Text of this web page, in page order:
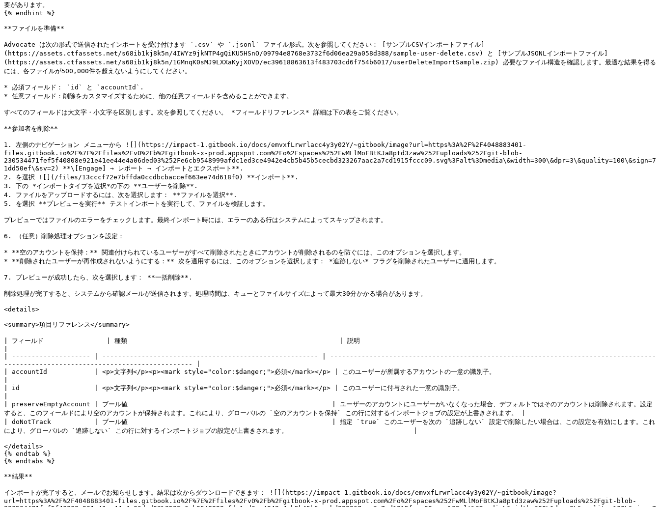
要があります。
{% endhint %}
**ファイルを準備**
Advocate は次の形式で送信されたインポートを受け付けます `.csv` や `.jsonl` ファイル形式。次を参照してください： [サンプルCSVインポートファイル]
(https://assets.ctfassets.net/s68ib1kj8k5n/4IWYz9jkNTP4gQiKU5HSnO/09794e8768e3732f6d06ea29a058d388/sample-user-delete.csv) と [サンプルJSONLインポートファイル]
(https://assets.ctfassets.net/s68ib1kj8k5n/1GMnqK0sMJ9LXXaKyjXOVD/ec39618863613f483703cd6f754b6017/userDeleteImportSample.zip) 必要なファイル構造を確認します。最適な結果を得る
には、各ファイルが500,000件を超えないようにしてください。
* 必須フィールド： `id` と `accountId`.
* 任意フィールド：削除をカスタマイズするために、他の任意フィールドを含めることができます。
すべてのフィールドは大文字・小文字を区別します。次を参照してください。 *フィールドリファレンス* 詳細は下の表をご覧ください。
**参加者を削除**
1. 左側のナビゲーション メニューから ![](https://impact-1.gitbook.io/docs/emvxfLrwrlacc4y3y02Y/~gitbook/image?url=https%3A%2F%2F4048883401-
files.gitbook.io%2F%7E%2Ffiles%2Fv0%2Fb%2Fgitbook-x-prod.appspot.com%2Fo%2Fspaces%252FwMLlMoFBtKJa8ptd3zaw%252Fuploads%252Fgit-blob-
230534471fef5f40808e921e41ee44e4a06ded03%252Fe6cb9548999afdc1ed3ce4942e4cb5b45b5cecbd323267aac2a7cd1915fccc09.svg%3Falt%3Dmedia\&width=300\&dpr=3\&quality=100\&sign=7
1dd50ef\&sv=2) **\[Engage] → レポート → インポートとエクスポート**.
2. を選択 ![](/files/13cccf72e7bffda0ccdbcbaccef663ee74d618f0) **インポート**.
3. 下の *インポートタイプを選択*の下の **ユーザーを削除**.
4. ファイルをアップロードするには、次を選択します： **ファイルを選択**.
5. を選択 **プレビューを実行** テストインポートを実行して、ファイルを検証します。
プレビューではファイルのエラーをチェックします。最終インポート時には、エラーのある行はシステムによってスキップされます。
6. （任意）削除処理オプションを設定：
* **空のアカウントを保持：** 関連付けられているユーザーがすべて削除されたときにアカウントが削除されるのを防ぐには、このオプションを選択します。
* **削除されたユーザーが再作成されないようにする：** 次を適用するには、このオプションを選択します： *追跡しない* フラグを削除されたユーザーに適用します。
7. プレビューが成功したら、次を選択します： **一括削除**.
削除処理が完了すると、システムから確認メールが送信されます。処理時間は、キューとファイルサイズによって最大30分かかる場合があります。
<details>
<summary>項目リファレンス</summary>
| フィールド                | 種類                                                      | 説明
| -------------------- | ------------------------------------------------------- | -----------------------------------------------------------------------------------
------------------------------------------------ |
| accountId            | <p>文字列</p><p><mark style="color:$danger;">必須</mark></p> | このユーザーが所属するアカウントの一意の識別子。
| id                   | <p>文字列</p><p><mark style="color:$danger;">必須</mark></p> | このユーザーに付与された一意の識別子。
| preserveEmptyAccount | ブール値                                                    | ユーザーのアカウントにユーザーがいなくなった場合、デフォルトではそのアカウントは削除されます。設定
すると、このフィールドにより空のアカウントが保持されます。これにより、グローバルの `空のアカウントを保持` この行に対するインポートジョブの設定が上書きされます。 |
| doNotTrack           | ブール値                                                    | 指定 `true` このユーザーを次の `追跡しない` 設定で削除したい場合は、この設定を有効にします。これ
により、グローバルの `追跡しない` この行に対するインポートジョブの設定が上書きされます。                                |
</details>
{% endtab %}
{% endtabs %}
**結果**
インポートが完了すると、メールでお知らせします。結果は次からダウンロードできます： ![](https://impact-1.gitbook.io/docs/emvxfLrwrlacc4y3y02Y/~gitbook/image?
url=https%3A%2F%2F4048883401-files.gitbook.io%2F%7E%2Ffiles%2Fv0%2Fb%2Fgitbook-x-prod.appspot.com%2Fo%2Fspaces%252FwMLlMoFBtKJa8ptd3zaw%252Fuploads%252Fgit-blob-